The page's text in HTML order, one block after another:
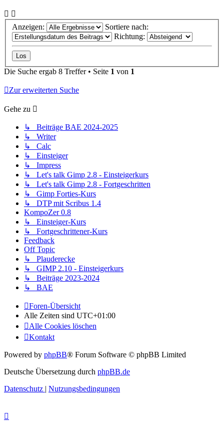
Anzeigen:
Sortiere nach:
Richtung:
Die Suche ergab 8 Treffer • Seite 1 von 1
Zur erweiterten Suche
Gehe zu
↳ Beiträge BAE 2024-2025
↳ Writer
↳ Calc
↳ Einsteiger
↳ Impress
↳ Let's talk Gimp 2.8 - Einsteigerkurs
↳ Let's talk Gimp 2.8 - Fortgeschritten
↳ Gimp Forties-Kurs
↳ DTP mit Scribus 1.4
KompoZer 0.8
↳ Einsteiger-Kurs
↳ Fortgeschrittener-Kurs
Feedback
Off Topic
↳ Plauderecke
↳ GIMP 2.10 - Einsteigerkurs
↳ Beiträge 2023-2024
↳ BAE
Foren-Übersicht
Alle Zeiten sind UTC+01:00
Alle Cookies löschen
Kontakt
Powered by phpBB® Forum Software © phpBB Limited
Deutsche Übersetzung durch phpBB.de
Datenschutz
Nutzungsbedingungen